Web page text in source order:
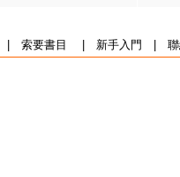
索要書目 新手入門